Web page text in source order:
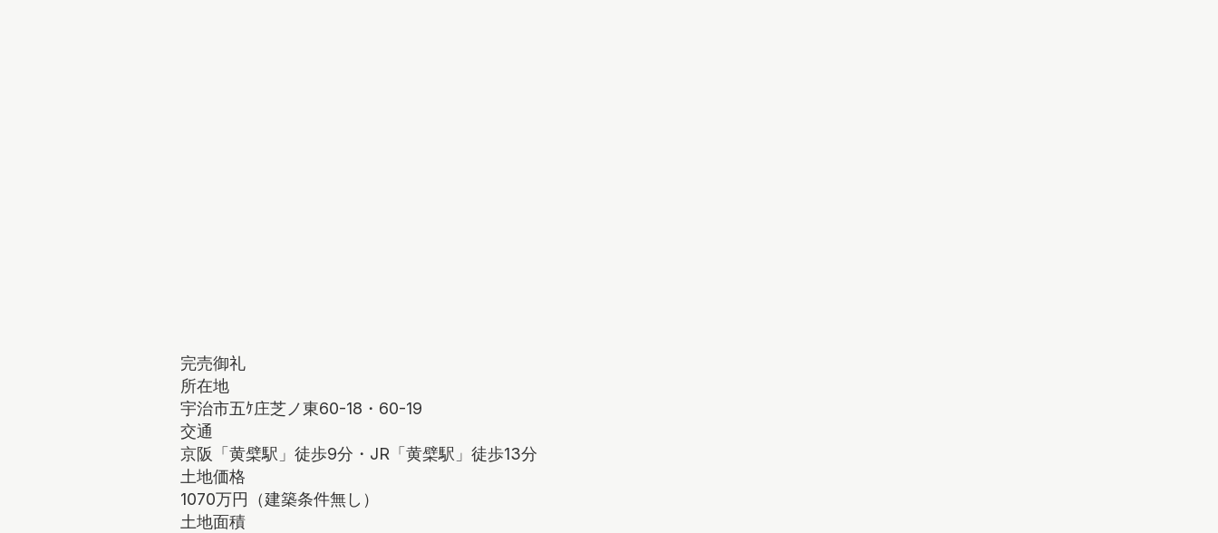
完売御礼
所在地
宇治市五ｹ庄芝ノ東60-18・60-19
交通
京阪「黄檗駅」徒歩9分・JR「黄檗駅」徒歩13分
土地価格
1070万円（建築条件無し）
土地面積